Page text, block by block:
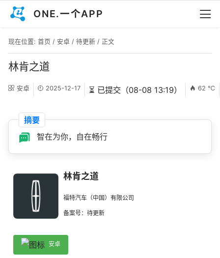
ONE.一个APP
现在位置: 首页 / 安卓 / 待更新 / 正文
林肯之道
安卓 2025-12-17 ⏳ 已提交（08-08 13:19） 62 ℃
摘要
智在为你，自在畅行
林肯之道
福特汽车（中国）有限公司
备案号：待更新
安卓